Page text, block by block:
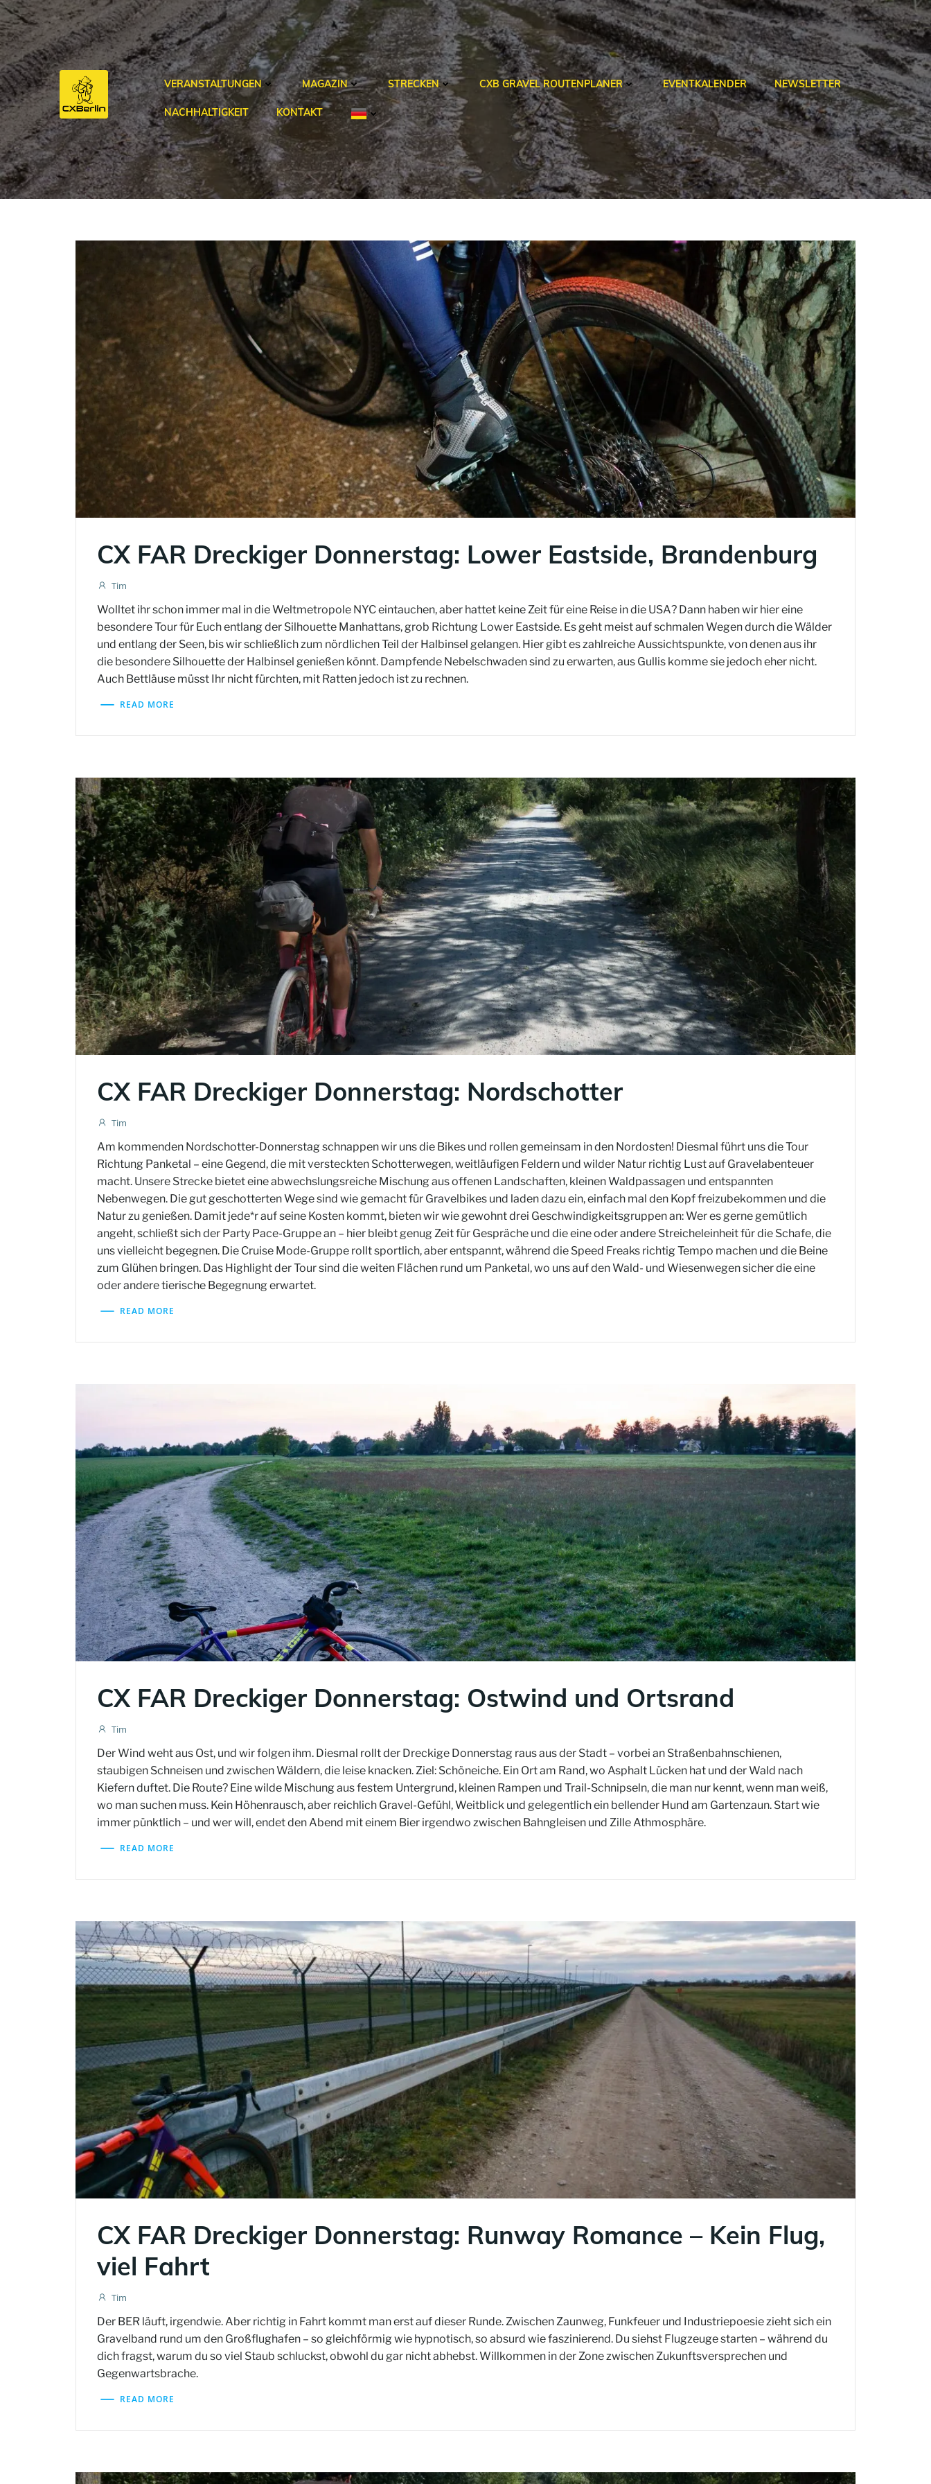
Zum
Inhalt
springen
VERANSTALTUNGEN MAGAZIN STRECKEN CXB GRAVEL ROUTENPLANER EVENTKALENDER NEWSLETTER
NACHHALTIGKEIT KONTAKT
CX FAR Dreckiger Donnerstag: Lower Eastside, Brandenburg
Tim
Wolltet ihr schon immer mal in die Weltmetropole NYC eintauchen, aber hattet keine Zeit für eine Reise in die USA? Dann haben wir hier eine
besondere Tour für Euch entlang der Silhouette Manhattans, grob Richtung Lower Eastside. Es geht meist auf schmalen Wegen durch die Wälder
und entlang der Seen, bis wir schließlich zum nördlichen Teil der Halbinsel gelangen. Hier gibt es zahlreiche Aussichtspunkte, von denen aus ihr
die besondere Silhouette der Halbinsel genießen könnt. Dampfende Nebelschwaden sind zu erwarten, aus Gullis komme sie jedoch eher nicht.
Auch Bettläuse müsst Ihr nicht fürchten, mit Ratten jedoch ist zu rechnen.
READ MORE
CX FAR Dreckiger Donnerstag: Nordschotter
Tim
Am kommenden Nordschotter-Donnerstag schnappen wir uns die Bikes und rollen gemeinsam in den Nordosten! Diesmal führt uns die Tour
Richtung Panketal – eine Gegend, die mit versteckten Schotterwegen, weitläufigen Feldern und wilder Natur richtig Lust auf Gravelabenteuer
macht. Unsere Strecke bietet eine abwechslungsreiche Mischung aus offenen Landschaften, kleinen Waldpassagen und entspannten
Nebenwegen. Die gut geschotterten Wege sind wie gemacht für Gravelbikes und laden dazu ein, einfach mal den Kopf freizubekommen und die
Natur zu genießen. Damit jede*r auf seine Kosten kommt, bieten wir wie gewohnt drei Geschwindigkeitsgruppen an: Wer es gerne gemütlich
angeht, schließt sich der Party Pace-Gruppe an – hier bleibt genug Zeit für Gespräche und die eine oder andere Streicheleinheit für die Schafe, die
uns vielleicht begegnen. Die Cruise Mode-Gruppe rollt sportlich, aber entspannt, während die Speed Freaks richtig Tempo machen und die Beine
zum Glühen bringen. Das Highlight der Tour sind die weiten Flächen rund um Panketal, wo uns auf den Wald- und Wiesenwegen sicher die eine
oder andere tierische Begegnung erwartet.
READ MORE
CX FAR Dreckiger Donnerstag: Ostwind und Ortsrand
Tim
Der Wind weht aus Ost, und wir folgen ihm. Diesmal rollt der Dreckige Donnerstag raus aus der Stadt – vorbei an Straßenbahnschienen,
staubigen Schneisen und zwischen Wäldern, die leise knacken. Ziel: Schöneiche. Ein Ort am Rand, wo Asphalt Lücken hat und der Wald nach
Kiefern duftet. Die Route? Eine wilde Mischung aus festem Untergrund, kleinen Rampen und Trail-Schnipseln, die man nur kennt, wenn man weiß,
wo man suchen muss. Kein Höhenrausch, aber reichlich Gravel-Gefühl, Weitblick und gelegentlich ein bellender Hund am Gartenzaun. Start wie
immer pünktlich – und wer will, endet den Abend mit einem Bier irgendwo zwischen Bahngleisen und Zille Athmosphäre.
READ MORE
CX FAR Dreckiger Donnerstag: Runway Romance – Kein Flug,
viel Fahrt
Tim
Der BER läuft, irgendwie. Aber richtig in Fahrt kommt man erst auf dieser Runde. Zwischen Zaunweg, Funkfeuer und Industriepoesie zieht sich ein
Gravelband rund um den Großflughafen – so gleichförmig wie hypnotisch, so absurd wie faszinierend. Du siehst Flugzeuge starten – während du
dich fragst, warum du so viel Staub schluckst, obwohl du gar nicht abhebst. Willkommen in der Zone zwischen Zukunftsversprechen und
Gegenwartsbrache.
READ MORE